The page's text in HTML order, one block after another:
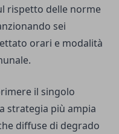
rispetto delle norme
sei
orari e modalità
il singolo
strategia più ampia
diffuse di degrado